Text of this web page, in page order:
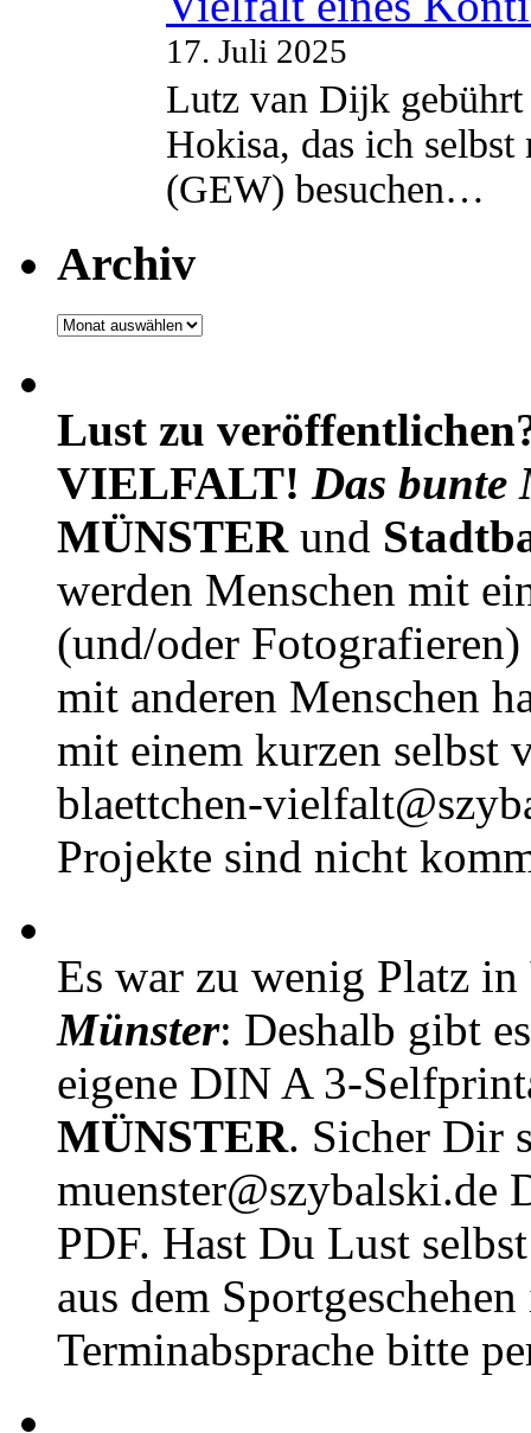
17. Juli 2025
Lutz van Dijk
Hokisa, das ich
(GEW) besuchen…
Archiv
Archiv
Lust zu
VIELFALT! Das bunte
MÜNSTERund
werden Menschen mit
(und/oder
mit anderen Menschen
mit einem kurzen selbst
blaettchen-
Projekte sind nicht
Es war zu wenig Platz in
Münster: Deshalb gibt
eigene DIN A 3-
MÜNSTER. Sicher Dir
muenster@szybalski.de
PDF. Hast Du Lust
aus dem
Terminabsprache bitte